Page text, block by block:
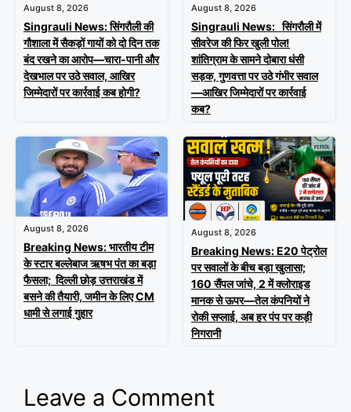
August 8, 2026
Singrauli News: सिंगरौली की
गौशाला में सैकड़ों गायों को दो दिन तक
बंद रखने का आरोप—चारा-पानी और
देखभाल पर उठे सवाल, आखिर
जिम्मेदारों पर कार्रवाई कब होगी?
August 8, 2026
Singrauli News: सिंगरौली में
सीवरेज की फिर खुली पोल!
शांतिग्राम के सामने दोबारा धंसी
सड़क, गुणवत्ता पर उठे गंभीर सवाल
—आखिर जिम्मेदारों पर कार्रवाई
कब?
August 8, 2026
Breaking News: भारतीय टीम
के स्टार बल्लेबाज ऋषभ पंत का बड़ा
फैसला; दिल्ली छोड़ उत्तराखंड में
बसने की तैयारी, जमीन के लिए CM
धामी से लगाई गुहार
August 8, 2026
Breaking News: E20 पेट्रोल
पर सवालों के बीच बड़ा खुलासा;
160 सैंपल जांचे, 2 में क्लोराइड
मानक से ऊपर—तेल कंपनियों ने
रोकी सप्लाई, अब हर पंप पर कड़ी
निगरानी
Leave a Comment